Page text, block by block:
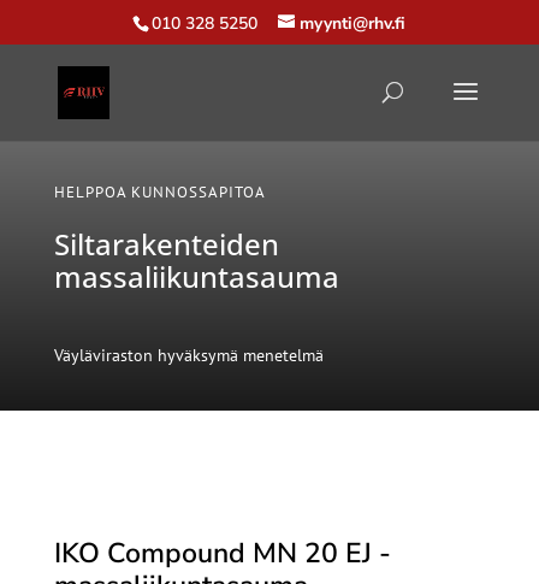
010 328 5250 myynti@rhv.fi
HELPPOA KUNNOSSAPITOA
Siltarakenteiden
massaliikuntasauma
Väyläviraston hyväksymä menetelmä
IKO Compound MN 20 EJ -